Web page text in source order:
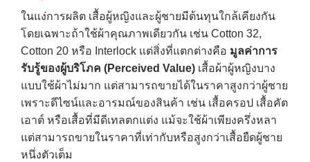
ในแง่การผลิต เสื้อผู้หญิงและผู้ชายมีต้นทุนใกล้เคียงกัน
โดยเฉพาะถ้าใช้ผ้าคุณภาพเดียวกัน เช่น Cotton 32,
Cotton 20 หรือ Interlock แต่สิ่งที่แตกต่างคือ มูลค่าการ
รับรู้ของผู้บริโภค (Perceived Value) เสื้อผ้าผู้หญิงบาง
แบบใช้ผ้าไม่มาก แต่สามารถขายได้ในราคาสูงกว่าผู้ชาย
เพราะดีไซน์และอารมณ์ของสินค้า เช่น เสื้อครอป เสื้อคัต
เอาต์ หรือเสื้อที่มีดีเทลตกแต่ง แม้จะใช้ผ้าเพียงครึ่งหลา
แต่สามารถขายในราคาที่เท่ากับหรือสูงกว่าเสื้อยืดผู้ชาย
หนึ่งตัวเต็ม